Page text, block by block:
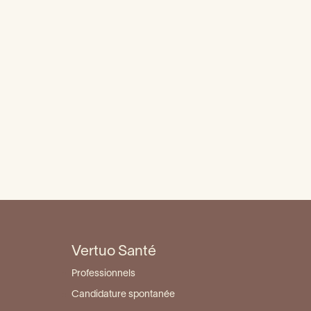
Vertuo Santé
Professionnels
Candidature spontanée